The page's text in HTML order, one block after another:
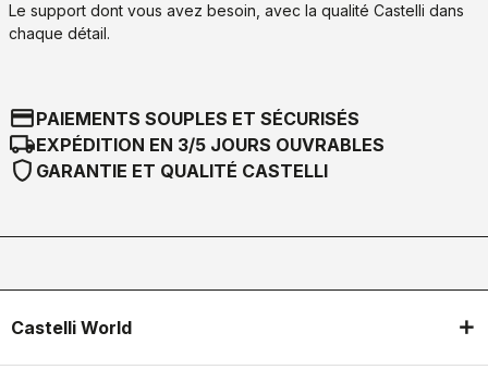
Le support dont vous avez besoin, avec la qualité Castelli dans
chaque détail.
credit_cardPAIEMENTS SOUPLES ET SÉCURISÉS
local_shippingEXPÉDITION EN 3/5 JOURS OUVRABLES
shield GARANTIE ET QUALITÉ CASTELLI
Castelli World